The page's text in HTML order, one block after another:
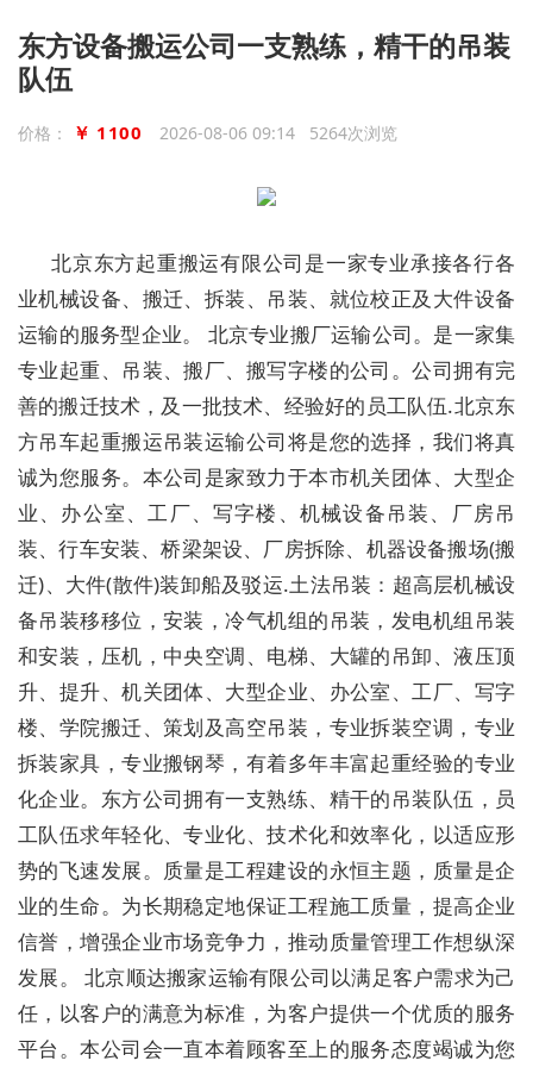
东方设备搬运公司一支熟练，精干的吊装
队伍
价格： ￥ 1100 2026-08-06 09:14 5264次浏览
北京东方起重搬运有限公司是一家专业承接各行各
业机械设备、搬迁、拆装、吊装、就位校正及大件设备
运输的服务型企业。 北京专业搬厂运输公司。是一家集
专业起重、吊装、搬厂、搬写字楼的公司。公司拥有完
善的搬迁技术，及一批技术、经验好的员工队伍.北京东
方吊车起重搬运吊装运输公司将是您的选择，我们将真
诚为您服务。本公司是家致力于本市机关团体、大型企
业、办公室、工厂、写字楼、机械设备吊装、厂房吊
装、行车安装、桥梁架设、厂房拆除、机器设备搬场(搬
迁)、大件(散件)装卸船及驳运.土法吊装：超高层机械设
备吊装移移位，安装，冷气机组的吊装，发电机组吊装
和安装，压机，中央空调、电梯、大罐的吊卸、液压顶
升、提升、机关团体、大型企业、办公室、工厂、写字
楼、学院搬迁、策划及高空吊装，专业拆装空调，专业
拆装家具，专业搬钢琴，有着多年丰富起重经验的专业
化企业。东方公司拥有一支熟练、精干的吊装队伍，员
工队伍求年轻化、专业化、技术化和效率化，以适应形
势的飞速发展。质量是工程建设的永恒主题，质量是企
业的生命。为长期稳定地保证工程施工质量，提高企业
信誉，增强企业市场竞争力，推动质量管理工作想纵深
发展。 北京顺达搬家运输有限公司以满足客户需求为己
任，以客户的满意为标准，为客户提供一个优质的服务
平台。本公司会一直本着顾客至上的服务态度竭诚为您